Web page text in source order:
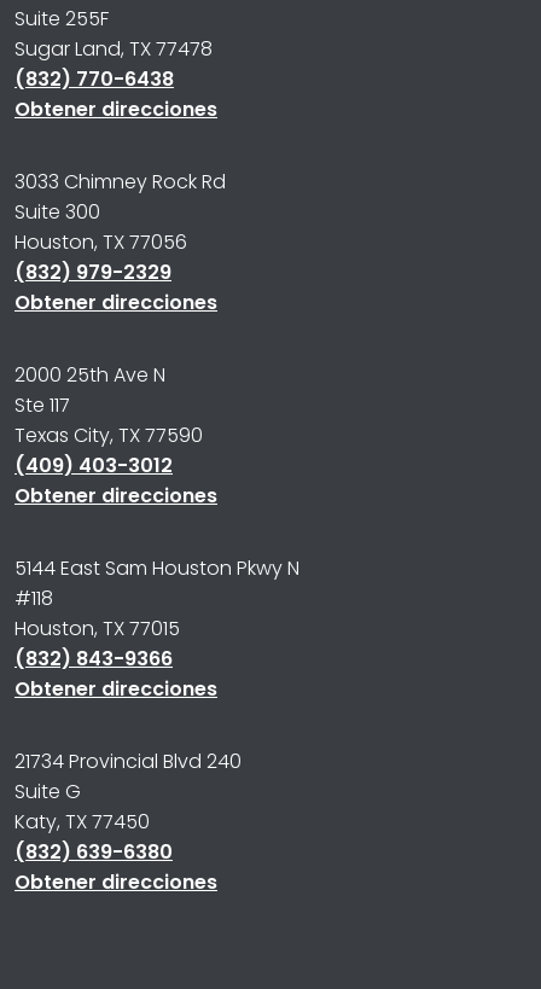
Suite 255F
Sugar Land, TX 77478
(832) 770-6438
Obtener direcciones
3033 Chimney Rock Rd
Suite 300
Houston, TX 77056
(832) 979-2329
Obtener direcciones
2000 25th Ave N
Ste 117
Texas City, TX 77590
(409) 403-3012
Obtener direcciones
5144 East Sam Houston Pkwy N
#118
Houston, TX 77015
(832) 843-9366
Obtener direcciones
21734 Provincial Blvd 240
Suite G
Katy, TX 77450
(832) 639-6380
Obtener direcciones